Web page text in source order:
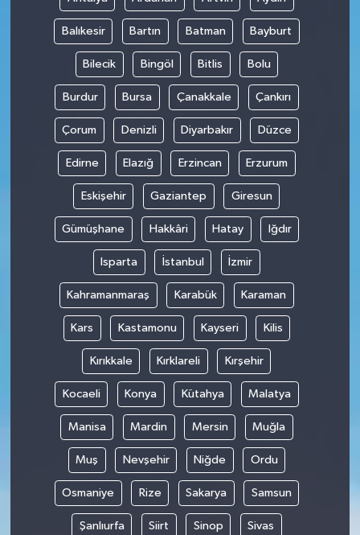
Balıkesir Bartın Batman Bayburt
Bilecik Bingöl Bitlis Bolu
Burdur Bursa Çanakkale Çankırı
Çorum Denizli Diyarbakır Düzce
Edirne Elazığ Erzincan Erzurum
Eskişehir Gaziantep Giresun
Gümüşhane Hakkâri Hatay Iğdır
Isparta İstanbul İzmir
Kahramanmaraş Karabük Karaman
Kars Kastamonu Kayseri Kilis
Kırıkkale Kırklareli Kırşehir
Kocaeli Konya Kütahya Malatya
Manisa Mardin Mersin Muğla
Muş Nevşehir Niğde Ordu
Osmaniye Rize Sakarya Samsun
Şanlıurfa Siirt Sinop Sivas